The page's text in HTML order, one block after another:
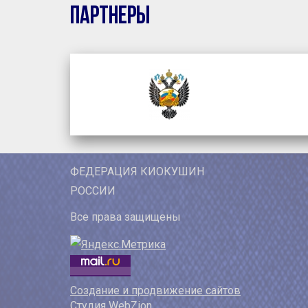
Партнеры
ФЕДЕРАЦИЯ КИОКУШИН
РОССИИ
Все права защищены
Создание и продвижение сайтов